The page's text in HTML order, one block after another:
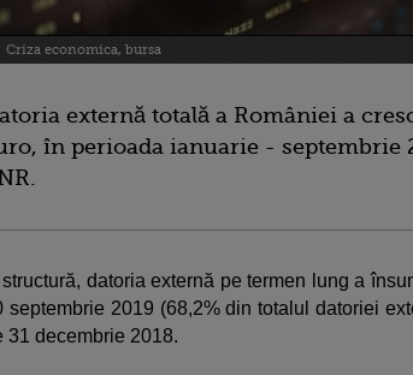
Criza economica, bursa
externă totală a României a
în perioada ianuarie - septembrie
structură, datoria externă pe termen lung a
septembrie 2019 (68,2% din totalul datoriei
31 decembrie 2018.